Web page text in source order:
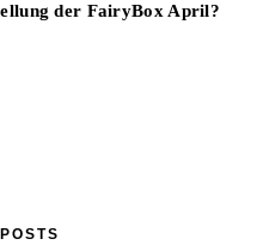
der FairyBox April?